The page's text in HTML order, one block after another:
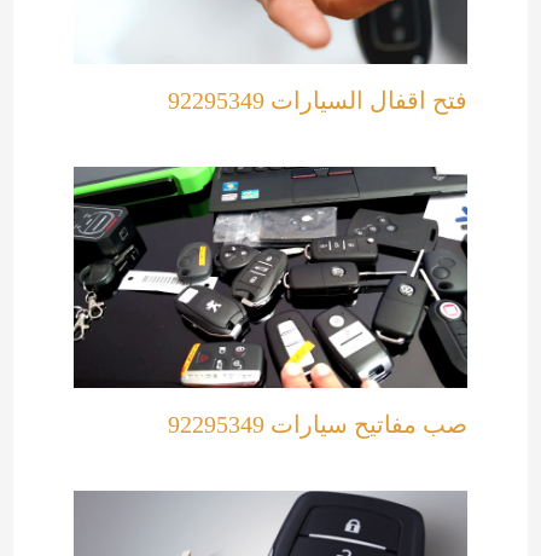
فتح اقفال السيارات 92295349
صب مفاتيح سيارات 92295349